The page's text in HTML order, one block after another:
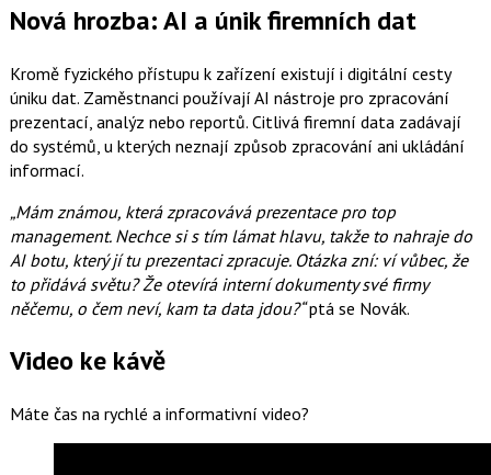
Nová hrozba: AI a únik firemních dat
Kromě fyzického přístupu k zařízení existují i digitální cesty
úniku dat. Zaměstnanci používají AI nástroje pro zpracování
prezentací, analýz nebo reportů. Citlivá firemní data zadávají
do systémů, u kterých neznají způsob zpracování ani ukládání
informací.
„Mám známou, která zpracovává prezentace pro top
management. Nechce si s tím lámat hlavu, takže to nahraje do
AI botu, který jí tu prezentaci zpracuje. Otázka zní: ví vůbec, že
to přidává světu? Že otevírá interní dokumenty své firmy
něčemu, o čem neví, kam ta data jdou?“ptá se Novák.
Video ke kávě
Máte čas na rychlé a informativní video?